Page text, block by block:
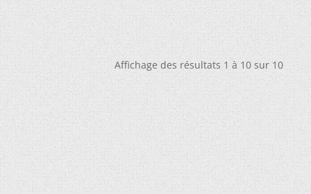
Affichage des résultats 1 à 10 sur 10